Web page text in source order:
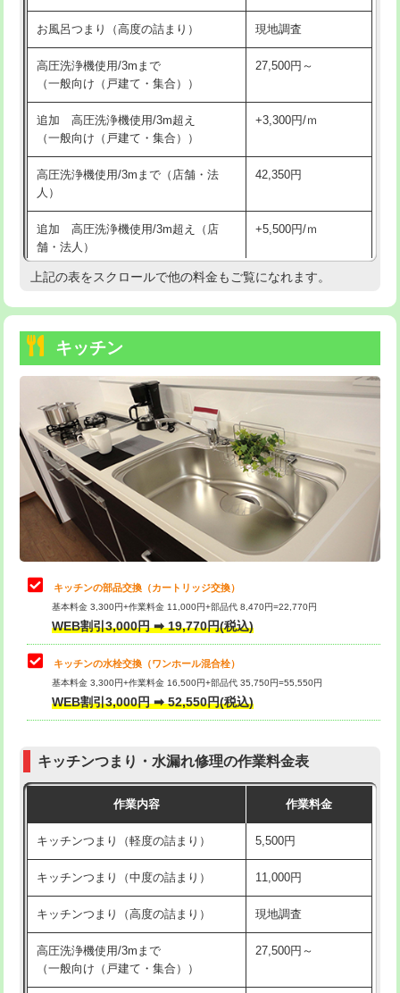
交換・取付(混合水栓（壁付・デッキ
式・ワンホール）)
16,500円+材料費
交換・取付(排水栓・排水トラップ
（P/S/ポップアップ））
22,000円+材料費
交換・取付（その他部品） 11,000円+材料費
持込商品取付（単水栓） 13,200円
持込商品取付（混合水栓）
持込商品取付（浄水器・分岐水栓） 16,500円
持込商品取付（温水洗浄便座） 22,000円
持込商品取付（普通便座⇔温水洗浄便
22,000円
給水管工事※（ホール加工)
給水管工事※（バンド止め) 3,300円
給水管工事※（支持金具設置) 5,500円
給水管工事※（保温材使用（バンド止
め込み）)
5,500円
給水管工事※（土の掘削・埋め戻し作
11,000円
給水管工事※（塩ビ管（VP・HI）使
用/3ｍまで)
給水管工事※（塩ビ管（VP・HI）使
用（追加）/3ｍ超え)
給水管工事※（ライニング鋼管・銅
管・ポリ管・HT管使用/3ｍまで)
44,000円
管・ポリ管・HT管使用/3ｍ超え)
排水管工事（土の掘削・埋め戻し作
11,000円~
排水管工事（排水管工事/3ｍまで） 55,000円
排水管工事（追加 排水管工事/3ｍ超
+11,000円
マス交換（土の掘削・埋め戻し作業）
マス交換（深さ50㎝未満）
お風呂つまり（高度の詰まり） 現地調査
高圧洗浄機使用/3mまで
（一般向け（戸建て・集合））
27,500円～
追加 高圧洗浄機使用/3m超え
（一般向け（戸建て・集合））
+3,300円/ｍ
高圧洗浄機使用/3mまで（店舗・法
人）
42,350円
追加 高圧洗浄機使用/3m超え（店
舗・法人）
+5,500円/ｍ
高度高圧洗浄換 現地調査
トーラー機使用/3mまで
追加トーラー機使用/3m超え +3,300円
カメラ調査 33,000円
桝清掃 8,800円
止水・漏水調査・防水処理・清掃・修
理・調整・分解・加工など（軽作業）
11,000円
止水・漏水調査・防水処理・清掃・修
理・調整・分解・加工など（中作業）
22,000円
止水・漏水調査・防水処理・清掃・修
理・調整・分解・加工など（重作業）
33,000円
お風呂タンク脱着
その他部品の脱着
式・ワンホール）)
交換・取付(排水栓・排水トラップ
22,000円+材料費
持込商品取付（単水栓）
上記の表をスクロールで他の料金もご覧になれます。
キッチン
キッチンの部品交換（カートリッジ交換）
基本料金 3,300円+作業料金 11,000円+部品代 8,470円=22,770円
WEB割引3,000円 ➡ 19,770円(税込)
キッチンの水栓交換（ワンホール混合栓）
基本料金 3,300円+作業料金 16,500円+部品代 35,750円=55,550円
WEB割引3,000円 ➡ 52,550円(税込)
キッチンつまり・水漏れ修理の作業料金表
作業内容 作業料金
キッチンつまり（軽度の詰まり） 5,500円
キッチンつまり（中度の詰まり） 11,000円
キッチンつまり（高度の詰まり） 現地調査
高圧洗浄機使用/3mまで
（一般向け（戸建て・集合））
27,500円～